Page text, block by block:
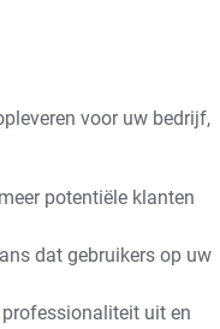
voor uw bedrijf,
potentiële klanten
dat gebruikers op uw
uit en